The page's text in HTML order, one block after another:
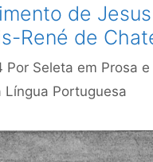
de
René de
Por Seleta em Prosa
Língua Portuguesa